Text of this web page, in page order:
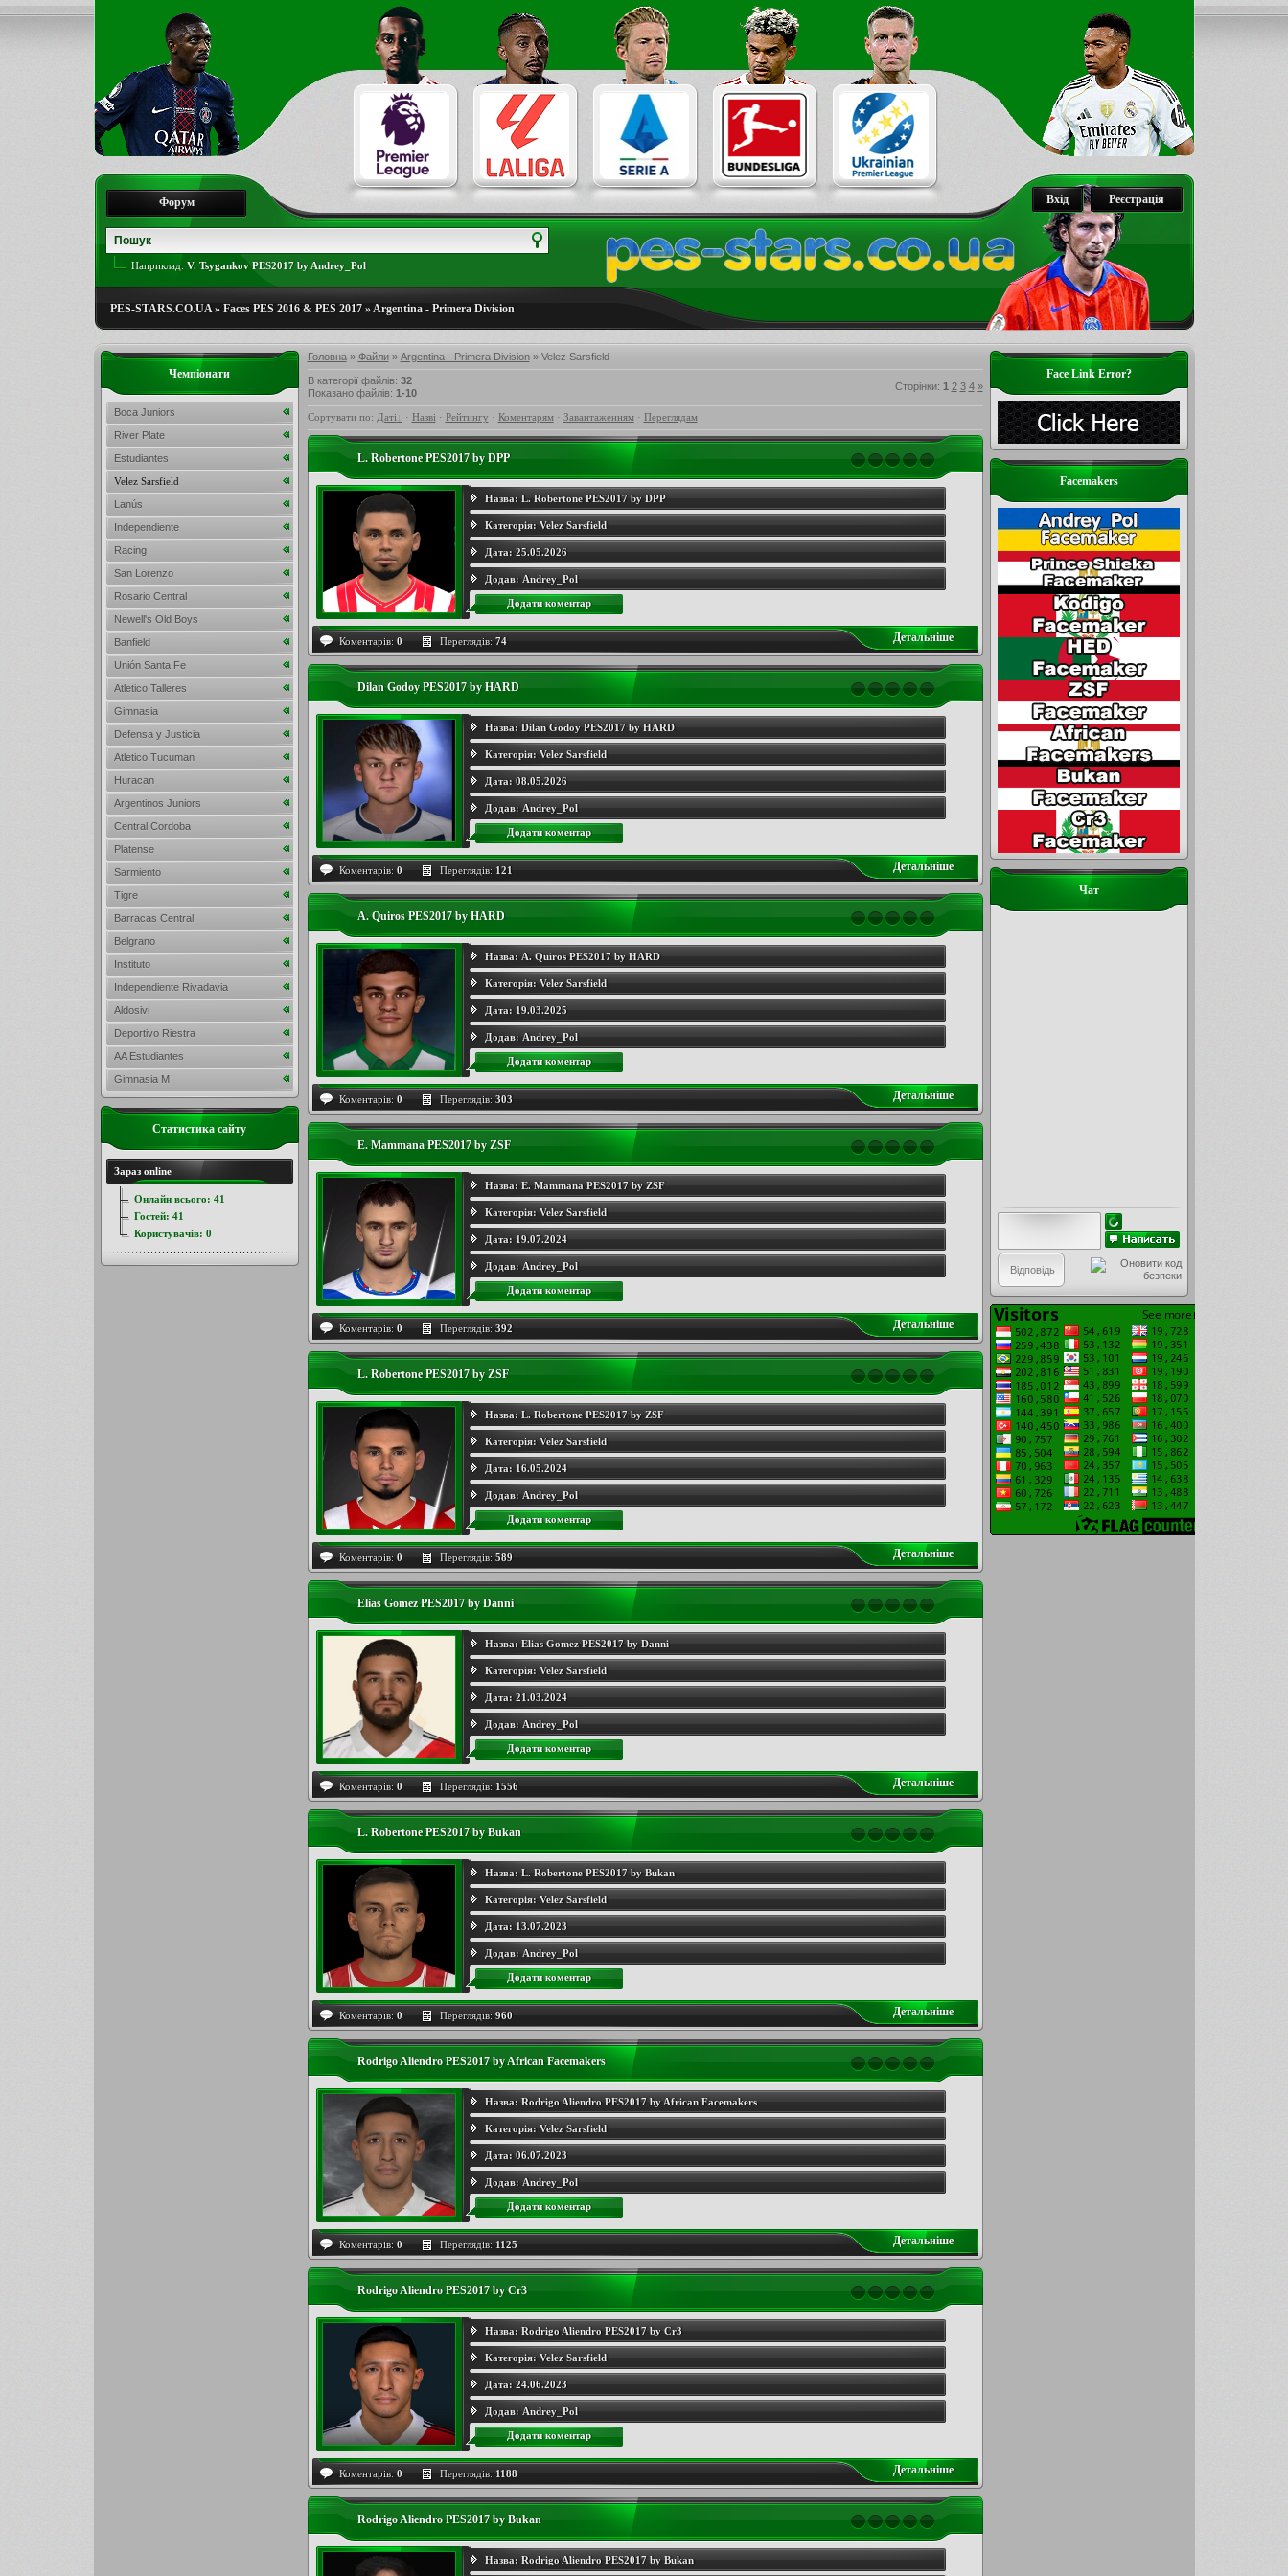
Реєстрація
Вхід
Форум
Наприклад: V. Tsygankov PES2017 by Andrey_Pol
PES-STARS.CO.UA» Faces PES 2016 & PES 2017»Argentina - Primera Division
Головна» Файли» Argentina - Primera Division» Velez Sarsfield
В категорії файлів: 32
Показано файлів: 1-10
Сторінки: 1 2 3 4 »
Сортувати по: Даті · Назві · Рейтингу · Коментарям· Завантаженням· Переглядам
L. Robertone PES2017 by DPP
Назва: L. Robertone PES2017 by DPP
Категорія: Velez Sarsfield
Дата: 25.05.2026
Додав: Andrey_Pol
Додати коментар
Коментарів: 0 Переглядів: 74 Детальнiше
Dilan Godoy PES2017 by HARD
Назва: Dilan Godoy PES2017 by HARD
Категорія: Velez Sarsfield
Дата: 08.05.2026
Додав: Andrey_Pol
Додати коментар
Коментарів: 0 Переглядів: 121 Детальнiше
A. Quiros PES2017 by HARD
Назва: A. Quiros PES2017 by HARD
Категорія: Velez Sarsfield
Дата: 19.03.2025
Додав: Andrey_Pol
Додати коментар
Коментарів: 0 Переглядів: 303 Детальнiше
E. Mammana PES2017 by ZSF
Назва: E. Mammana PES2017 by ZSF
Категорія: Velez Sarsfield
Дата: 19.07.2024
Додав: Andrey_Pol
Додати коментар
Коментарів: 0 Переглядів: 392 Детальнiше
L. Robertone PES2017 by ZSF
Назва: L. Robertone PES2017 by ZSF
Категорія: Velez Sarsfield
Дата: 16.05.2024
Додав: Andrey_Pol
Додати коментар
Коментарів: 0 Переглядів: 589 Детальнiше
Elias Gomez PES2017 by Danni
Назва: Elias Gomez PES2017 by Danni
Категорія: Velez Sarsfield
Дата: 21.03.2024
Додав: Andrey_Pol
Додати коментар
Коментарів: 0 Переглядів: 1556 Детальнiше
L. Robertone PES2017 by Bukan
Назва: L. Robertone PES2017 by Bukan
Категорія: Velez Sarsfield
Дата: 13.07.2023
Додав: Andrey_Pol
Додати коментар
Коментарів: 0 Переглядів: 960 Детальнiше
Rodrigo Aliendro PES2017 by African Facemakers
Назва: Rodrigo Aliendro PES2017 by African Facemakers
Категорія: Velez Sarsfield
Дата: 06.07.2023
Додав: Andrey_Pol
Додати коментар
Коментарів: 0 Переглядів: 1125 Детальнiше
Rodrigo Aliendro PES2017 by Cr3
Назва: Rodrigo Aliendro PES2017 by Cr3
Категорія: Velez Sarsfield
Дата: 24.06.2023
Додав: Andrey_Pol
Додати коментар
Коментарів: 0 Переглядів: 1188 Детальнiше
Rodrigo Aliendro PES2017 by Bukan
Назва: Rodrigo Aliendro PES2017 by Bukan
Face Link Error?
Facemakers
Чат
Чемпіонати
Boca Juniors
River Plate
Estudiantes
Velez Sarsfield
Lanús
Independiente
Racing
San Lorenzo
Rosario Central
Newell's Old Boys
Banfield
Unión Santa Fe
Atletico Talleres
Gimnasia
Defensa y Justicia
Atletico Tucuman
Huracan
Argentinos Juniors
Central Cordoba
Platense
Sarmiento
Tigre
Barracas Central
Belgrano
Instituto
Independiente Rivadavia
Aldosivi
Deportivo Riestra
AA Estudiantes
Gimnasia M
Статистика сайту
Зараз online
Онлайн всього: 41
Гостей: 41
Користувачів: 0